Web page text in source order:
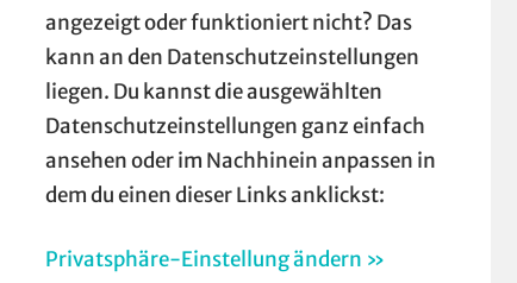
angezeigt oder funktioniert nicht? Das
kann an den Datenschutzeinstellungen
liegen. Du kannst die ausgewählten
Datenschutzeinstellungen ganz einfach
ansehen oder im Nachhinein anpassen in
dem du einen dieser Links anklickst:
Privatsphäre-Einstellung ändern »